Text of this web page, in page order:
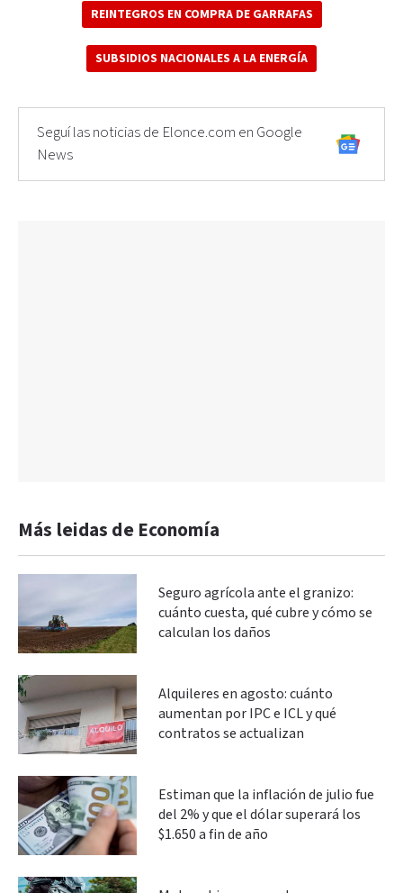
REINTEGROS EN COMPRA DE GARRAFAS
SUBSIDIOS NACIONALES A LA ENERGÍA
Seguí las noticias de Elonce.com en Google
News
Más leidas de Economía
Seguro agrícola ante el granizo:
cuánto cuesta, qué cubre y cómo se
calculan los daños
Alquileres en agosto: cuánto
aumentan por IPC e ICL y qué
contratos se actualizan
Estiman que la inflación de julio fue
del 2% y que el dólar superará los
$1.650 a fin de año